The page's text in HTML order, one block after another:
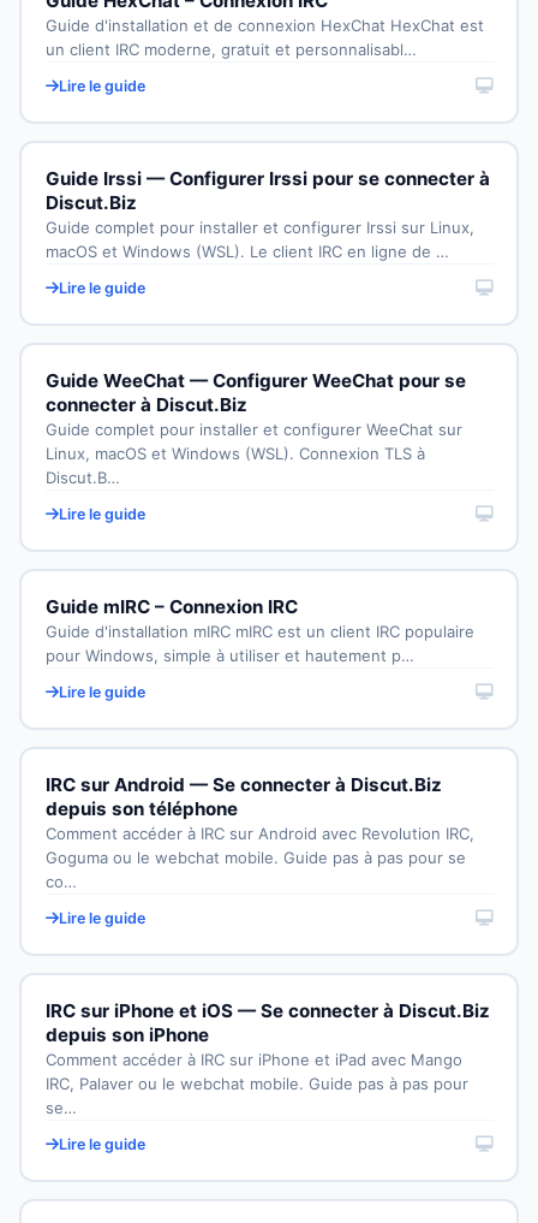
Guide d'installation et de connexion HexChat HexChat est
un client IRC moderne, gratuit et personnalisabl…
Lire le guide
Guide Irssi — Configurer Irssi pour se connecter à
Discut.Biz
Guide complet pour installer et configurer Irssi sur Linux,
macOS et Windows (WSL). Le client IRC en ligne de …
Lire le guide
Guide WeeChat — Configurer WeeChat pour se
connecter à Discut.Biz
Guide complet pour installer et configurer WeeChat sur
Linux, macOS et Windows (WSL). Connexion TLS à
Discut.B…
Lire le guide
Guide mIRC – Connexion IRC
Guide d'installation mIRC mIRC est un client IRC populaire
pour Windows, simple à utiliser et hautement p…
Lire le guide
IRC sur Android — Se connecter à Discut.Biz
depuis son téléphone
Comment accéder à IRC sur Android avec Revolution IRC,
Goguma ou le webchat mobile. Guide pas à pas pour se
co…
Lire le guide
IRC sur iPhone et iOS — Se connecter à Discut.Biz
depuis son iPhone
Comment accéder à IRC sur iPhone et iPad avec Mango
IRC, Palaver ou le webchat mobile. Guide pas à pas pour
se…
Lire le guide